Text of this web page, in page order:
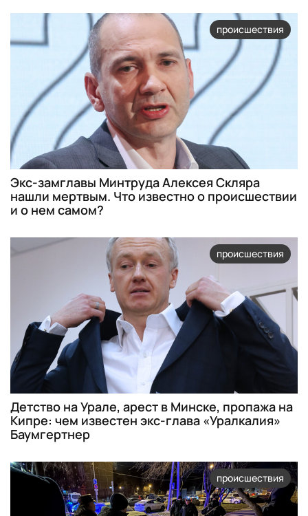
происшествия
Экс-замглавы Минтруда Алексея Скляра
нашли мертвым. Что известно о происшествии
и о нем самом?
происшествия
Детство на Урале, арест в Минске, пропажа на
Кипре: чем известен экс-глава «Уралкалия»
Баумгертнер
происшествия